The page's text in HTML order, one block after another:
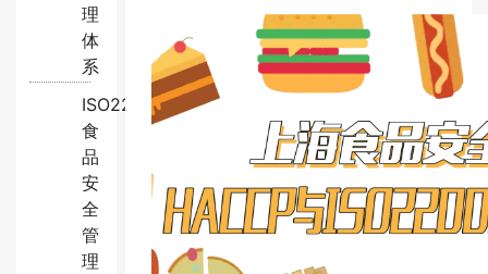
理
体
系
ISO22000:2018
食
品
安
全
管
理